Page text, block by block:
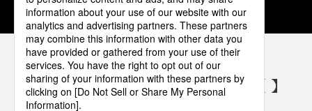
パナソニックの電気設備 SNSアカウント